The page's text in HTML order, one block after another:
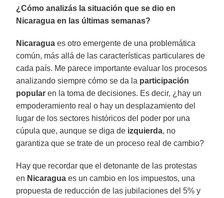
¿Cómo analizás la situación que se dio en
Nicaragua en las últimas semanas?
Nicaragua es otro emergente de una problemática
común, más allá de las características particulares de
cada país. Me parece importante evaluar los procesos
analizando siempre cómo se da la participación
popular en la toma de decisiones. Es decir, ¿hay un
empoderamiento real o hay un desplazamiento del
lugar de los sectores históricos del poder por una
cúpula que, aunque se diga de izquierda, no
garantiza que se trate de un proceso real de cambio?
Hay que recordar que el detonante de las protestas
en Nicaragua es un cambio en los impuestos, una
propuesta de reducción de las jubilaciones del 5% y